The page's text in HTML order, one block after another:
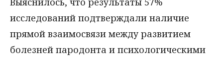
исследований подтверждали наличие
прямой взаимосвязи между развитием
болезней пародонта и психологическими